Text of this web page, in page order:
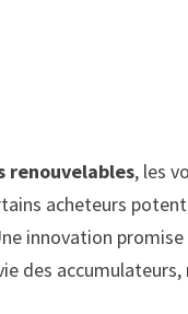
renouvelables, les
acheteurs
innovation
des